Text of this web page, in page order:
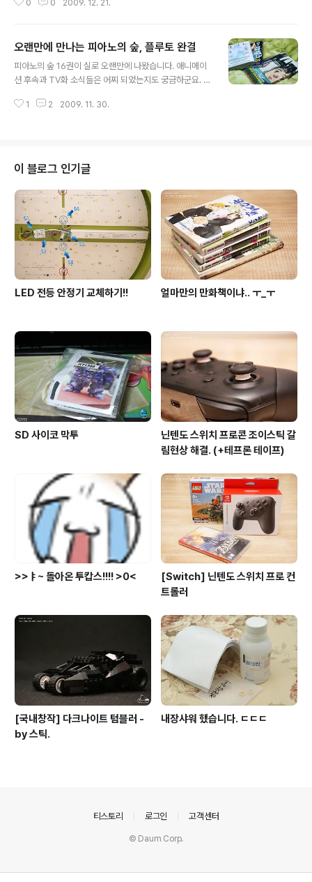
이 조금 있어서 구매했습니다. 결론을 말하자면 참 어중간
이렇게 만들었을까.. 싶은 의문점이 들게 하죠. 양장본을 지
독히도 사랑-_-하는 국내 출판계는.. 쉽게 쉽게 읽어야 할
내용의 책을 정말 읽기 힘든 모양새로 만들어 놓았고, 그에
휑~한 페이지의 활자들을 만나게 해주었습니다. '슬램덩
0 0 2009. 12. 21.
오랜만에 만나는 피아노의 숲, 플루토 완결
피아노의 숲 16권이 실로 오랜만에 나왔습니다. 애니메이
션 후속과 TV화 소식들은 어찌 되었는지도 궁금하군요. 이
미있네요. 다음권이 언제가 될진 모르지만 역시 기대됩니
더군요. 일본에서 완결된지가 꽤나 지났는데.. 조금은 늦은
정발이 아쉽긴 합니다. 어쨓든 드디어 마무리군요. 이제 나
오키 아저씨가 또 어떤 작품으로 놀래켜줄지 궁금합니다. ^
1 2 2009. 11. 30.
이 블로그 인기글
LED 전등 안정기 교체하기!! 얼마만의 만화책이냐.. ㅜ_ㅜ
SD 사이코 막투
닌텐도 스위치 프로콘 조이스틱 갈
림현상 해결. (+테프론 테이프)
>>ㅑ~ 돌아온 투캅스!!!! >0<
[Switch] 닌텐도 스위치 프로 컨
트롤러
[국내창작] 다크나이트 텀블러 -
by 스틱.
내장샤워 했습니다. ㄷㄷㄷ
티스토리 로그인 고객센터
© Daum Corp.